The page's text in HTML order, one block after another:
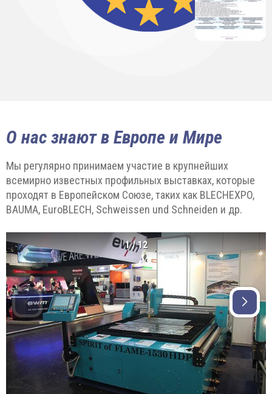
О нас знают в Европе и Мире
Мы регулярно принимаем участие в крупнейших
всемирно известных профильных выставках, которые
проходят в Европейском Союзе, таких как BLECHEXPO,
BAUMA, EuroBLECH, Schweissen und Schneiden и др.
1/12